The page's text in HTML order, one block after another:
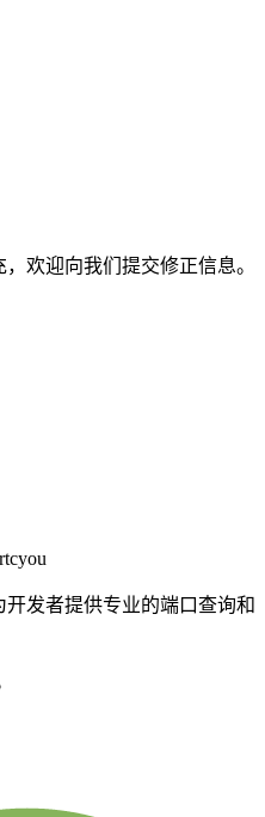
欢迎向我们提交修正信息。
发者提供专业的端口查询和